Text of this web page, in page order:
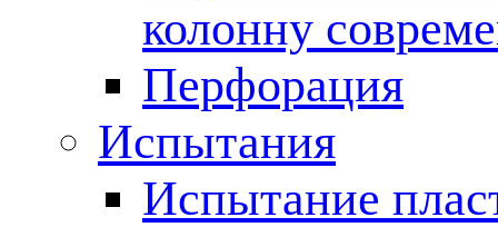
колонну
Перфорация
Испытания
Испытание